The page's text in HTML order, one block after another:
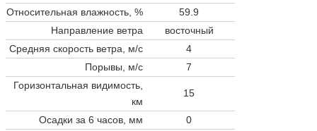
Относительная влажность, %
59.9
Направление ветра
восточный
Средняя скорость ветра, м/с
4
Порывы, м/с
7
Горизонтальная видимость,
км
15
Осадки за 6 часов, мм
0